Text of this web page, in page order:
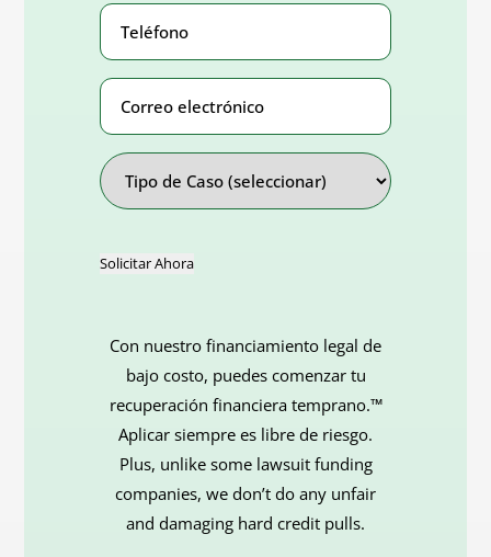
Teléfono
Number(Obligatorio)
Correo
electrónico
Address
Tipo
de
Caso
Solicitar Ahora
Con nuestro financiamiento legal de
bajo costo, puedes comenzar tu
recuperación financiera temprano.™
Aplicar siempre es libre de riesgo.
Plus, unlike some lawsuit funding
companies, we don’t do any unfair
and damaging hard credit pulls.